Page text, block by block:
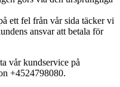
ett fel från vår sida täcker vi
ansvar att betala för
vår kundservice på
+4524798080.